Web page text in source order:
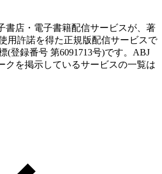
書店・電子書籍配信サービスが、著
用許諾を得た正規版配信サービスで
(登録番号 第6091713号)です。ABJ
クを掲示しているサービスの一覧は